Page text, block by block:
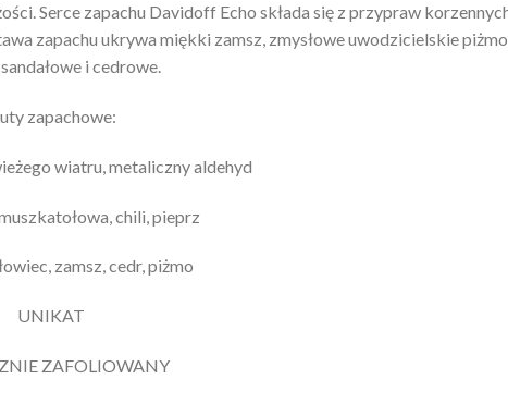
Serce zapachu Davidoff Echo składa się z przypraw
zapachu ukrywa miękki zamsz, zmysłowe uwodzicielskie
i cedrowe.
zapachowe:
wiatru, metaliczny aldehyd
chili, pieprz
zamsz, cedr, piżmo
UNIKAT
ZAFOLIOWANY